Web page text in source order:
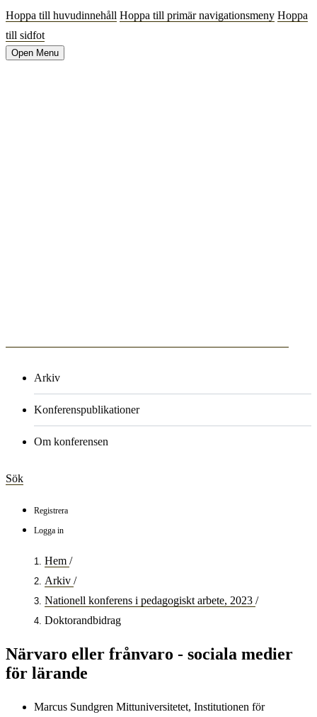
Hoppa till huvudinnehåll Hoppa till primär navigationsmeny Hoppa
till sidfot
Open Menu
Arkiv
Konferenspublikationer
Om konferensen
Sök
Registrera
Logga in
Hem /
Arkiv /
Nationell konferens i pedagogiskt arbete, 2023 /
Doktorandbidrag
Närvaro eller frånvaro - sociala medier
för lärande
Marcus Sundgren Mittuniversitetet, Institutionen för